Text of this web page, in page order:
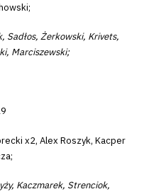
Sadłos, Żerkowski, Krivets,
Marciszewski;
x2, Alex Roszyk, Kacper
Kaczmarek, Strenciok,